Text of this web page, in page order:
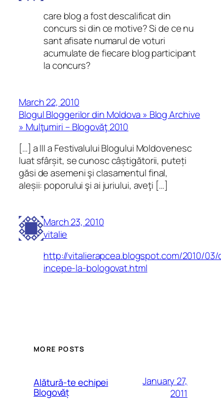
care blog a fost descalificat din
concurs si din ce motive? Si de ce nu
sant afisate numarul de voturi
acumulate de fiecare blog participant
la concurs?
March 22, 2010
Blogul Bloggerilor din Moldova » Blog Archive
» Mulţumiri – Blogovăţ 2010
[…] a III a Festivalului Blogului Moldovenesc
luat sfârșit, se cunosc câștigătorii, puteți
găsi de asemeni şi clasamentul final,
aleșii: poporului şi ai juriului, aveţi […]
March 23, 2010
vitalie
http://vitalierapcea.blogspot.com/2010/
incepe-la-bologovat.html
MORE POSTS
Alătură-te echipei
Blogovăț
January 27,
2011